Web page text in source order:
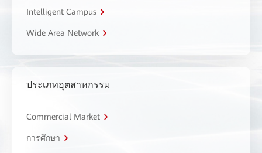
Intelligent Campus
Wide Area Network
ประเภทอุตสาหกรรม
Commercial Market
การศึกษา